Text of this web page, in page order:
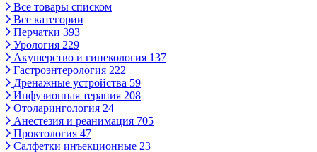
Все товары списком
Все категории
Перчатки 393
Урология 229
Акушерство и гинекология 137
Гастроэнтерология 222
Дренажные устройства 59
Инфузионная терапия 208
Отоларингология 24
Анестезия и реанимация 705
Проктология 47
Салфетки инъекционные 23